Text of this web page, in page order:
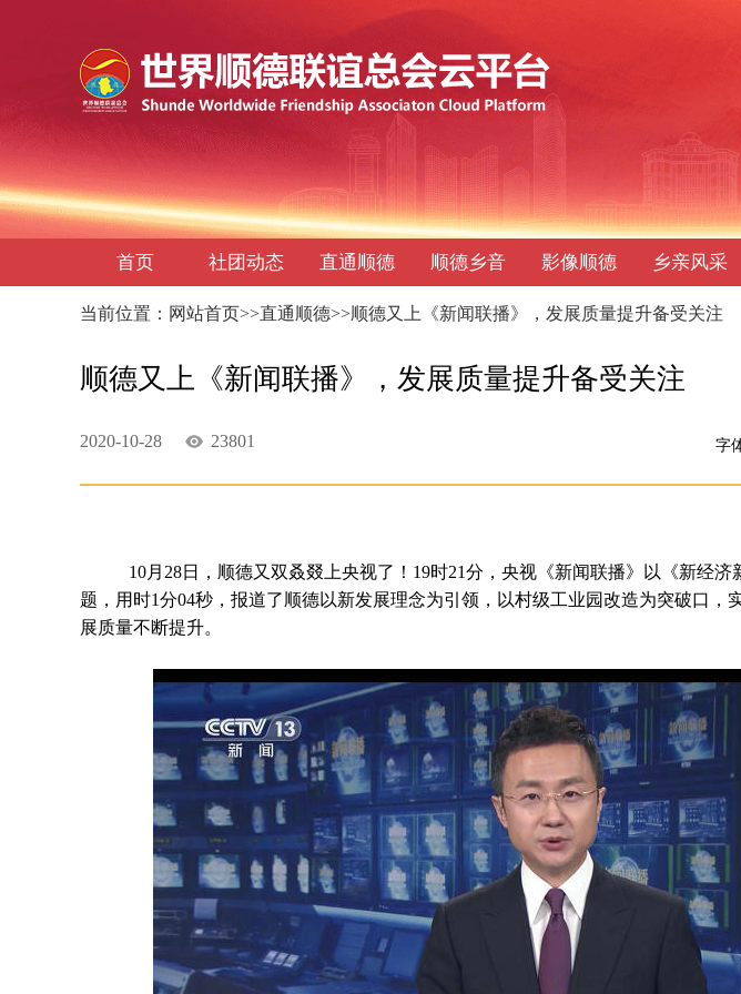
首页 社团动态 直通顺德 顺德乡音 影像顺德 乡亲风采
当前位置： 网站首页>>直通顺德>>顺德又上《新闻联播》，发展质量提升备受关注
顺德又上《新闻联播》，发展质量提升备受关注
2020-10-28 23801 字
10月28日，顺德又双叒叕上央视了！19时21分，央视《新闻联播》以《新经济
题，用时1分04秒，报道了顺德以新发展理念为引领，以村级工业园改造为突破口，
展质量不断提升。